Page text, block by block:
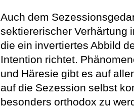
Auch dem
sektiererischer Verhärtung
die ein invertiertes Abbild
Intention richtet.
und Häresie gibt es auf
auf die Sezession selbst
besonders orthodox zu